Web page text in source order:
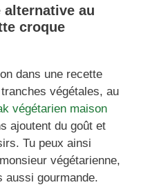
au
croque
dans une recette
végétales, au
végétarien maison
ajoutent du goût et
Tu peux ainsi
végétarienne,
aussi gourmande.